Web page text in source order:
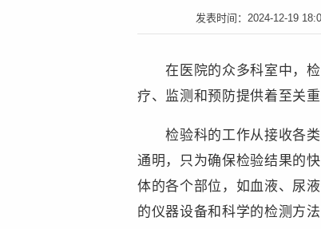
发表时间： 2024-12-19
在医院的众多科室中，检
疗、监测和预防提供着至关重
检验科的工作从接收各类
通明，只为确保检验结果的
体的各个部位，如血液、尿
的仪器设备和科学的检测方